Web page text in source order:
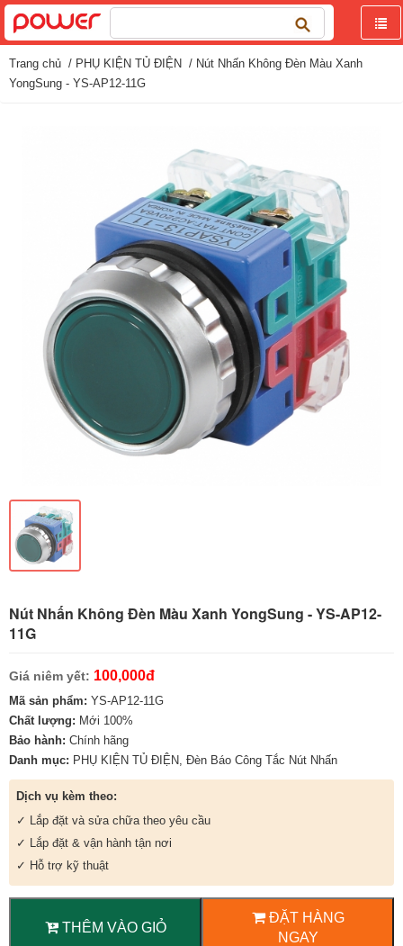
Tìm
kiếm
cho:
Trang chủ / PHỤ KIỆN TỦ ĐIỆN / Nút Nhấn Không Đèn Màu Xanh
YongSung - YS-AP12-11G
Nút Nhấn Không Đèn Màu Xanh YongSung - YS-AP12-
11G
Giá niêm yết: 100,000đ
Mã sản phẩm: YS-AP12-11G
Chất lượng: Mới 100%
Bảo hành: Chính hãng
Danh mục: PHỤ KIỆN TỦ ĐIỆN, Đèn Báo Công Tắc Nút Nhấn
Dịch vụ kèm theo:
✓ Lắp đặt và sửa chữa theo yêu cầu
✓ Lắp đặt & vận hành tận nơi
✓ Hỗ trợ kỹ thuật
THÊM VÀO GIỎ
ĐẶT HÀNG
NGAY